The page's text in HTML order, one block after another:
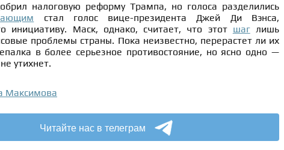
налоговую реформу Трампа, но голоса разделились
стал голос вице-президента Джей Ди Вэнса,
инициативу. Маск, однако, считает, что этот шаглишь
проблемы страны. Пока неизвестно, перерастет ли их
в более серьезное противостояние, но ясно одно —
утихнет.
Максимова
Читайте нас в телеграм